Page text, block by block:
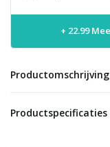
+ 22.99
Productomschrijving
Productspecificaties